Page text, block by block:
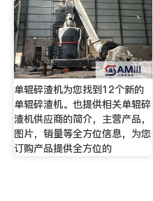
单辊碎渣机为您找到12个新的
单辊碎渣机。也提供相关单辊碎
渣机供应商的简介，主营产品，
图片，销量等全方位信息，为您
订购产品提供全方位的